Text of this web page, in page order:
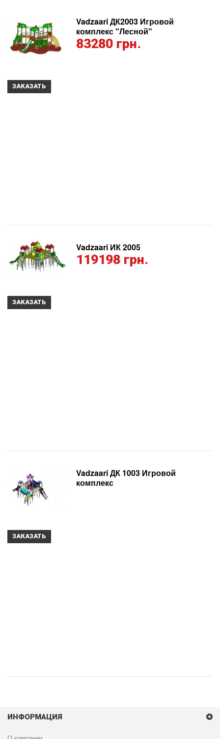
Vadzaari ДК2003 Игровой
комплекс "Лесной"
83280 грн.
ЗАКАЗАТЬ
Vadzaari ИК 2005
119198 грн.
ЗАКАЗАТЬ
Vadzaari ДК 1003 Игровой
комплекс
ЗАКАЗАТЬ
ИНФОРМАЦИЯ